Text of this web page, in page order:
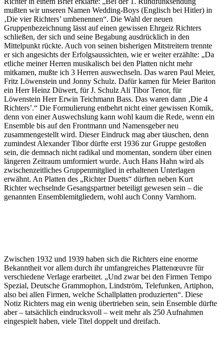
mußten wir unseren Namen Wedding-Boys (Englisch bei Hitler) in
‚Die vier Richters’ umbenennen“. Die Wahl der neuen
Gruppenbezeichnung lässt auf einen gewissen Ehrgeiz Richters
schließen, der sich und seine Begabung ausdrücklich in den
Mittelpunkt rückte. Auch von seinen bisherigen Mitstreitern trennte
er sich angesichts der Erfolgsaussichten, wie er weiter erzählte: „Da
etliche meiner Herren musikalisch bei den Platten nicht mehr
mitkamen, mußte ich 3 Herren auswechseln. Das waren Paul Meier,
Fritz Löwenstein und Jonny Schulz. Dafür kamen für Meier Bariton
ein Herr Heinz Düwert, für J. Schulz Ali Tibor Tenor, für
Löwenstein Herr Erwin Teichmann Bass. Das waren dann ‚Die 4
Richters’.“ Die Formulierung entbehrt nicht einer gewissen Komik,
denn von einer Auswechslung kann wohl kaum die Rede, wenn ein
Ensemble bis auf den Frontmann und Namensgeber neu
zusammengestellt wird. Dieser Eindruck mag aber täuschen, denn
zumindest Alexander Tibor dürfte erst 1936 zur Gruppe gestoßen
sein, die demnach nicht radikal und momentan, sondern über einen
längeren Zeitraum umformiert wurde. Auch Hans Hahn wird als
zwischenzeitliches Gruppenmitglied in erhaltenen Unterlagen
erwähnt. An Platten des „Richter Duetts“ dürften neben Kurt
Richter wechselnde Gesangspartner beteiligt gewesen sein – die
genannten Ensemblemitgliedern, wohl auch Conny Varnhorn.
Zwischen 1932 und 1939 haben sich die Richters eine enorme
Bekanntheit vor allem durch ihr umfangreiches Plattenœuvre für
verschiedene Verlage erarbeitet. „Und zwar bei den Firmen Tempo
Spezial, Deutsche Grammophon, Lindström, Telefunken, Artiphon,
also bei allen Firmen, welche Schallplatten produzierten“. Diese
Notiz Richters mag ein wenig übertrieben sein, sein Ensemble dürfte
aber – tatsächlich eindrucksvoll – weit mehr als 250 Aufnahmen
eingespielt haben, viele Titel doppelt und dreifach.